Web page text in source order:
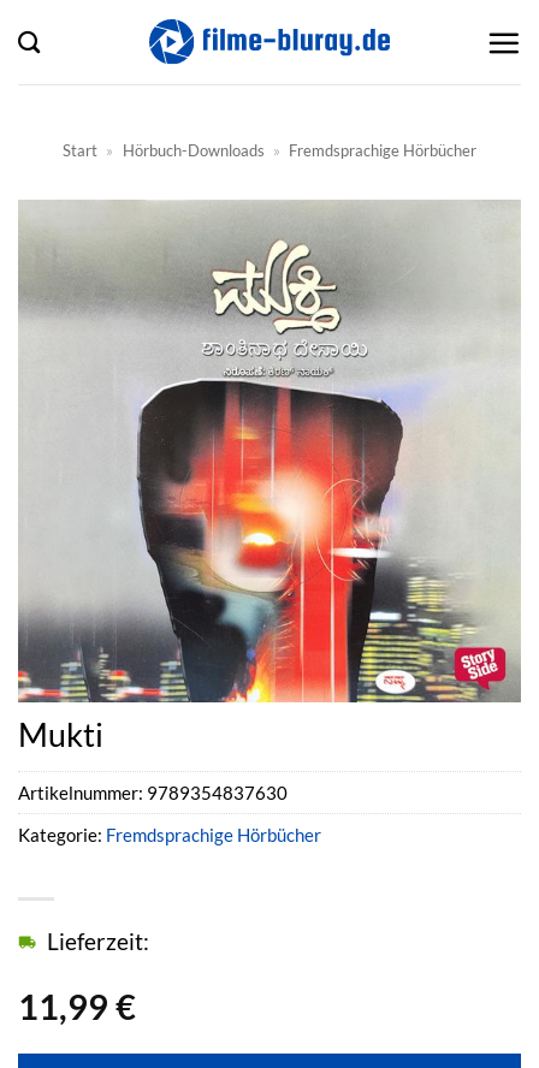
Inhalt
springen
Start » Hörbuch-Downloads » Fremdsprachige Hörbücher
Mukti
11,99 €
Lieferzeit:
Artikelnummer: 9789354837630
Kategorie: Fremdsprachige Hörbücher